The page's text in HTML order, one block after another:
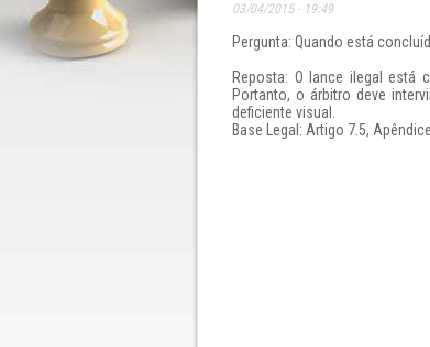
03/04/2015 - 19:49
Pergunta: Quando está
Reposta: O lance ilegal está
Portanto, o árbitro deve
deficiente visual.
Base Legal: Artigo 7.5,